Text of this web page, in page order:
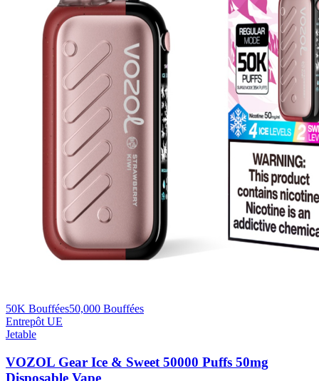
50K Bouffées50,000 Bouffées
Entrepôt UE
Jetable
VOZOL Gear Ice & Sweet 50000 Puffs 50mg
Disposable Vape